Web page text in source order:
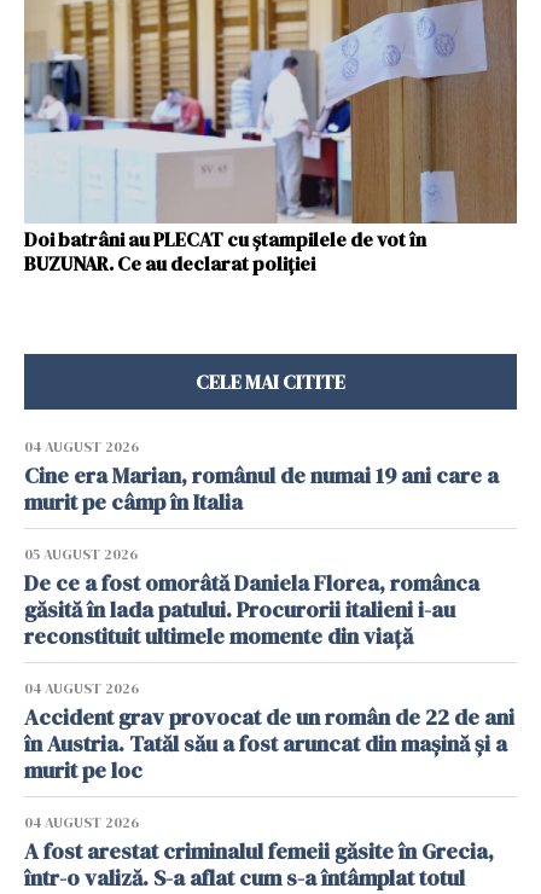
Doi batrâni au PLECAT cu ștampilele de vot în
BUZUNAR. Ce au declarat poliției
CELE MAI CITITE
04 AUGUST 2026
Cine era Marian, românul de numai 19 ani care a
murit pe câmp în Italia
05 AUGUST 2026
De ce a fost omorâtă Daniela Florea, românca
găsită în lada patului. Procurorii italieni i-au
reconstituit ultimele momente din viață
04 AUGUST 2026
Accident grav provocat de un român de 22 de ani
în Austria. Tatăl său a fost aruncat din mașină și a
murit pe loc
04 AUGUST 2026
A fost arestat criminalul femeii găsite în Grecia,
într-o valiză. S-a aflat cum s-a întâmplat totul